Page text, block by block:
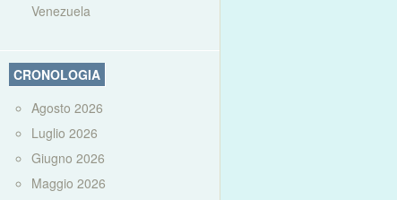
Venezuela
CRONOLOGIA
Agosto 2026
Luglio 2026
Giugno 2026
Maggio 2026